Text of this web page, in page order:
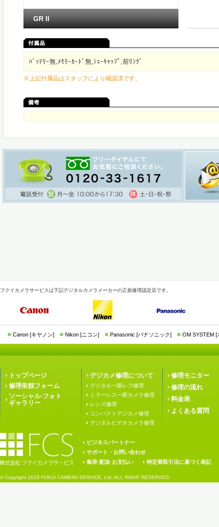
GR II
ﾊﾞｯﾃﾘｰ無,ﾒﾓﾘｰｶｰﾄﾞ無,ｼｭｰｷｬｯﾌﾟ,前ﾘﾝｸﾞ
※上記付属品はスタッフにより確認済です。
フクイカメラサービスは下記デジタルカメラメーカーの正規修理認定店です。
Canon [キヤノン] Nikon [ニコン] Panasonic [パナソニック] OM SYSTEM [
トップページ
修理依頼フォーム
ソーシャル·フォト
ギャラリー
デジカメ修理について
デジタル一眼レフ修理
ミラーレス一眼カメラ修理
レンズ修理
コンパクトデジカメ修理
デジタルビデオカメラ修理
修理モニター
修理の流れ
料金表
よくある質問
ビジネスパートナー
サポート・お問い合わせ
集荷·配送·お支払い
特定商取引法に基づく表記
© Copyright 2026 FUKUI CAMERA SERVICE, Ltd. ALL RIGHT RESERVED.